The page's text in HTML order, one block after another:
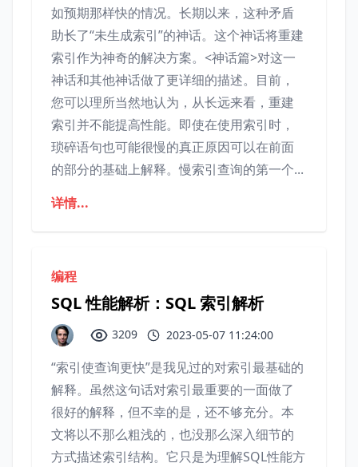
如预期那样快的情况。长期以来，这种矛盾
助长了“未生成索引”的神话。这个神话将重建
索引作为神奇的解决方案。<神话篇>对这一
神话和其他神话做了更详细的描述。目前，
您可以理所当然地认为，从长远来看，重建
索引并不能提高性能。即使在使用索引时，
琐碎语句也可能很慢的真正原因可以在前面
的部分的基础上解释。慢索引查询的第一个...
详情...
编程
SQL 性能解析：SQL 索引解析
3209 2023-05-07 11:24:00
“索引使查询更快”是我见过的对索引最基础的
解释。虽然这句话对索引最重要的一面做了
很好的解释，但不幸的是，还不够充分。本
文将以不那么粗浅的，也没那么深入细节的
方式描述索引结构。它只是为理解SQL性能方